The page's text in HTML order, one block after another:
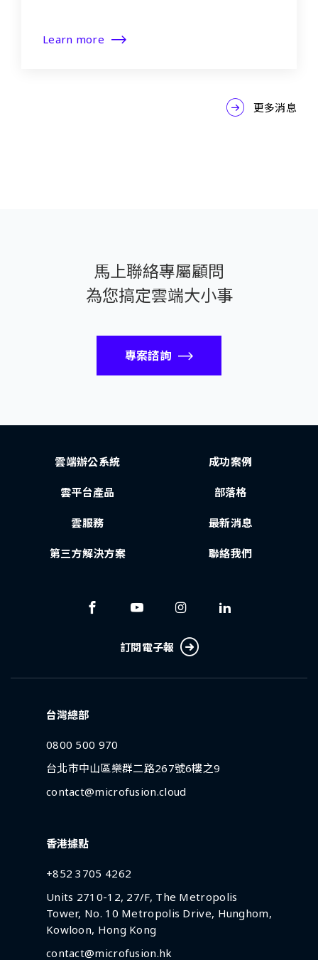
Learn more
更多消息
馬上聯絡專屬顧問
為您搞定雲端大小事
專案諮詢
雲端辦公系統
雲平台產品
雲服務
第三方解決方案
成功案例
部落格
最新消息
聯絡我們
訂閱電子報
台灣總部
0800 500 970
台北市中山區樂群二路267號6樓之9
contact@microfusion.cloud
香港據點
+852 3705 4262
Units 2710-12, 27/F, The Metropolis
Tower, No. 10 Metropolis Drive, Hunghom,
Kowloon, Hong Kong
contact@microfusion.hk